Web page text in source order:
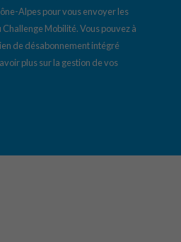
Alpes pour vous envoyer les
Mobilité. Vous pouvez à
de désabonnement intégré
plus sur la gestion de vos